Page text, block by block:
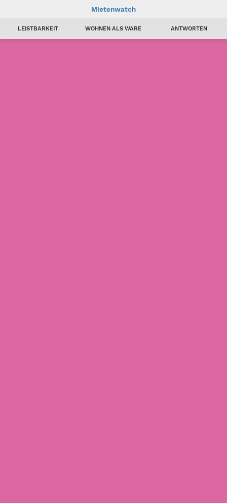
Mietenwatch
LEISTBARKEIT WOHNEN ALS WARE ANTWORTEN